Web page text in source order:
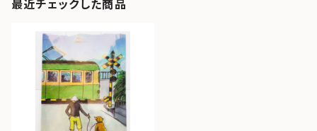
最近チェックした商品